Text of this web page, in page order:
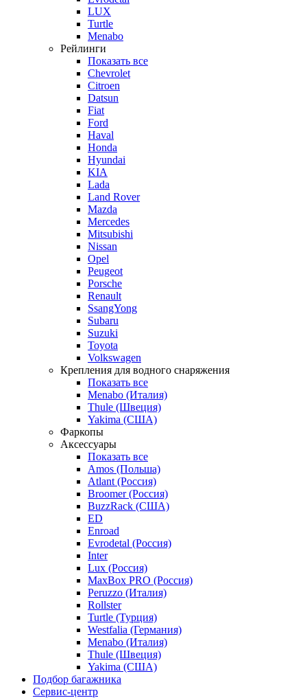
LUX
Turtle
Menabo
Рейлинги
Показать все
Chevrolet
Citroen
Datsun
Fiat
Ford
Haval
Honda
Hyundai
KIA
Lada
Land Rover
Mazda
Mercedes
Mitsubishi
Nissan
Opel
Peugeot
Porsche
Renault
SsangYong
Subaru
Suzuki
Toyota
Volkswagen
Крепления для водного снаряжения
Показать все
Menabo (Италия)
Thule (Швеция)
Yakima (США)
Фаркопы
Аксессуары
Показать все
Amos (Польша)
Atlant (Россия)
Broomer (Россия)
BuzzRack (США)
ED
Enroad
Evrodetal (Россия)
Inter
Lux (Россия)
MaxBox PRO (Россия)
Peruzzo (Италия)
Rollster
Turtle (Турция)
Westfalia (Германия)
Menabo (Италия)
Thule (Швеция)
Yakima (США)
Подбор багажника
Сервис-центр